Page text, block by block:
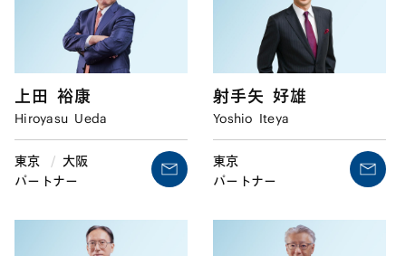
上田 裕康
Hiroyasu Ueda
東京 / 大阪
パートナー
射手矢 好雄
Yoshio Iteya
東京
パートナー